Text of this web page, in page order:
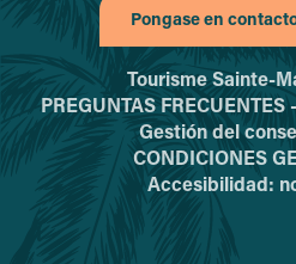
Pongase en
Tourisme Sainte-
PREGUNTAS FRECUENTES -
Gestión del
CONDICIONES
Accesibilidad: